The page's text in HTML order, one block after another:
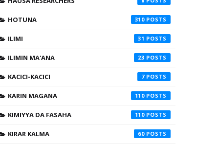
HOTUNA 310
ILIMI 31
ILIMIN MA'ANA 23
KACICI-KACICI 7
KARIN MAGANA 110
KIMIYYA DA FASAHA 110
KIRAR KALMA 60